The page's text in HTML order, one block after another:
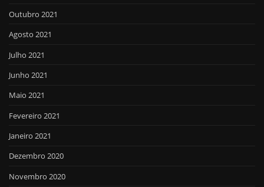
Outubro 2021
Agosto 2021
Julho 2021
Junho 2021
Maio 2021
Fevereiro 2021
Janeiro 2021
Dezembro 2020
Novembro 2020